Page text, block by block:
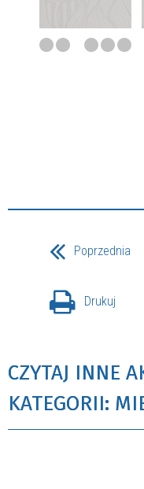
Poprzednia
Drukuj
CZYTAJ INNE
KATEGORII: